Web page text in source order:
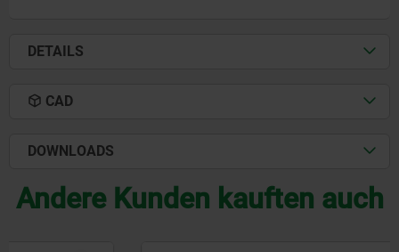
DETAILS
CAD
DOWNLOADS
Andere Kunden kauften auch